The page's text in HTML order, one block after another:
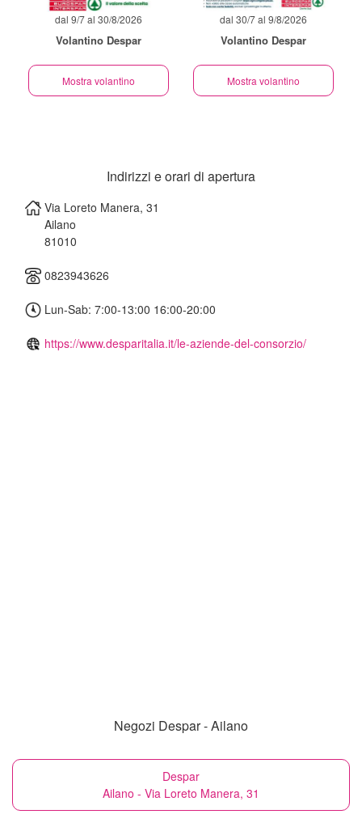
dal 9/7 al 30/8/2026
Volantino Despar
Mostra volantino
dal 30/7 al 9/8/2026
Volantino Despar
Mostra volantino
Indirizzi e orari di apertura
Via Loreto Manera, 31
Ailano
81010
0823943626
Lun-Sab: 7:00-13:00 16:00-20:00
https://www.desparitalia.it/le-aziende-del-consorzio/
Negozi Despar - Ailano
Despar
Ailano - Via Loreto Manera, 31